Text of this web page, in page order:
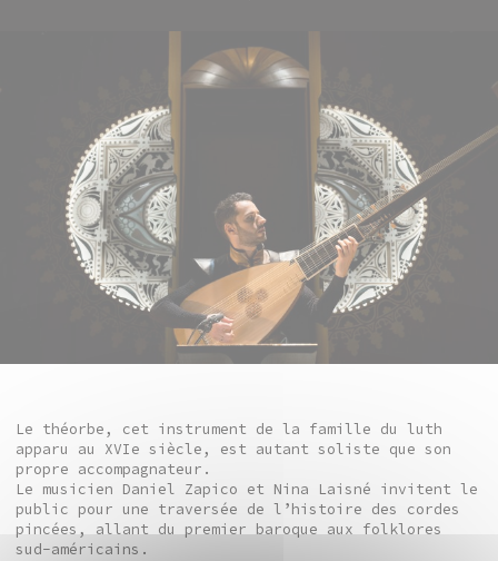
Le théorbe, cet instrument de la famille du luth
apparu au XVIe siècle, est autant soliste que son
propre accompagnateur.
Le musicien Daniel Zapico et Nina Laisné invitent le
public pour une traversée de l’histoire des cordes
pincées, allant du premier baroque aux folklores
sud-américains.